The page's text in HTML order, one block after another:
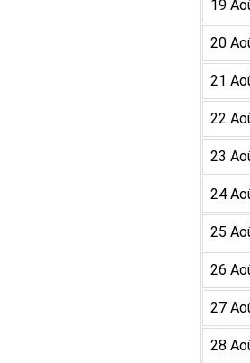
19
20
21
22
23
24
25
26
27
28